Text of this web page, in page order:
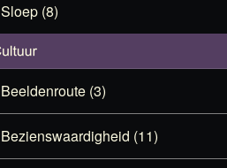
Sloep (8)
Beeldenroute (3)
Bezienswaardigheid (11)